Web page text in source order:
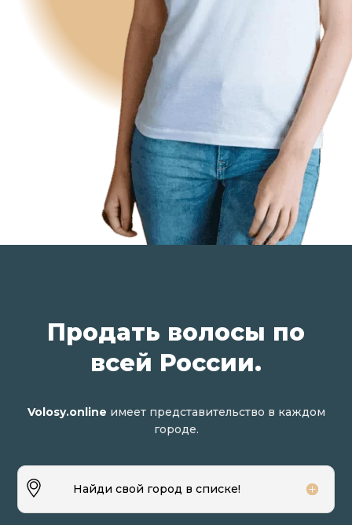
Продать волосы по
всей России.
Volosy.online имеет представительство в каждом
городе.
Найди свой город в списке!